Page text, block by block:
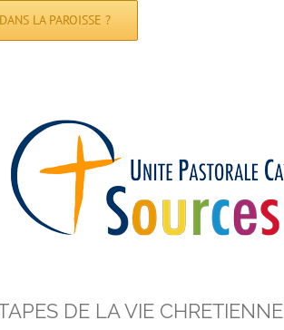
LA PAROISSE ?
DE LA VIE CHRETIENNE